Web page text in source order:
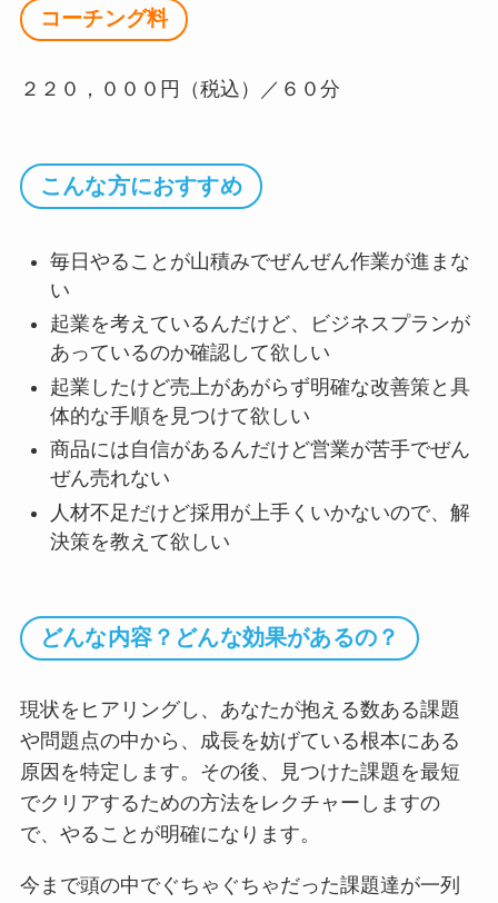
コーチング料
２２０，０００円（税込）／６０分
こんな方におすすめ
毎日やることが山積みでぜんぜん作業が進まな
い
起業を考えているんだけど、ビジネスプランが
あっているのか確認して欲しい
起業したけど売上があがらず明確な改善策と具
体的な手順を見つけて欲しい
商品には自信があるんだけど営業が苦手でぜん
ぜん売れない
人材不足だけど採用が上手くいかないので、解
決策を教えて欲しい
どんな内容？どんな効果があるの？
現状をヒアリングし、あなたが抱える数ある課題
や問題点の中から、成長を妨げている根本にある
原因を特定します。その後、見つけた課題を最短
でクリアするための方法をレクチャーしますの
で、やることが明確になります。
今まで頭の中でぐちゃぐちゃだった課題達が一列